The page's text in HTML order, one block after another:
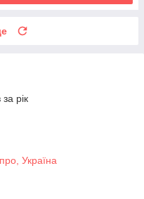
рік
Україна